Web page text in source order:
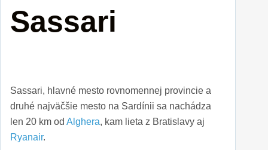
Sassari
Sassari, hlavné mesto rovnomennej provincie a
druhé najväčšie mesto na Sardínii sa nachádza
len 20 km od Alghera, kam lieta z Bratislavy aj
Ryanair.